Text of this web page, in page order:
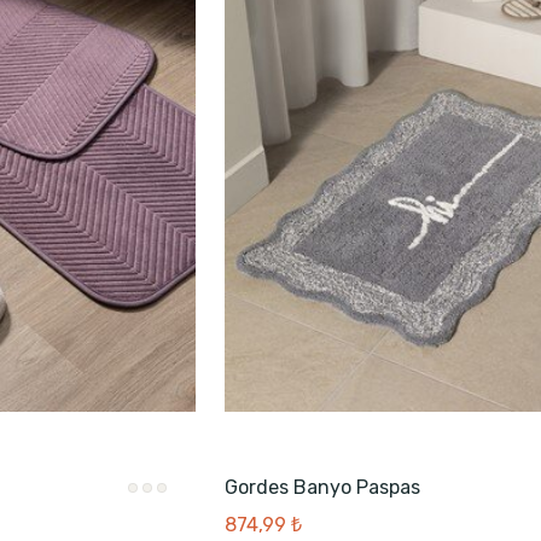
Gordes Banyo Paspas
874,99 ₺